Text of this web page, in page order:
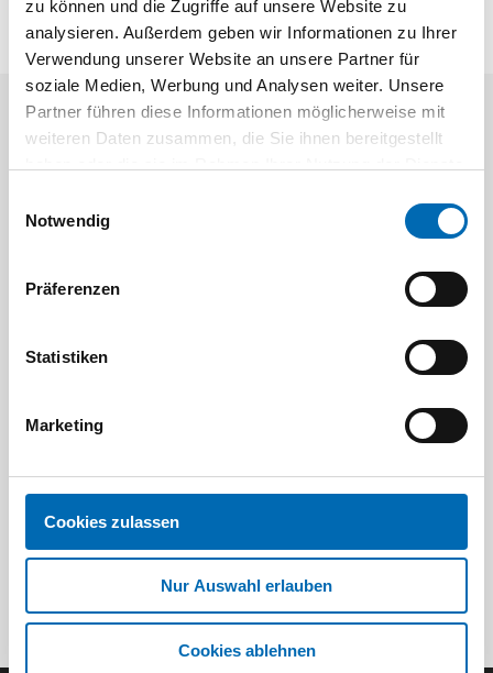
zu können und die Zugriffe auf unsere Website zu
analysieren. Außerdem geben wir Informationen zu Ihrer
Verwendung unserer Website an unsere Partner für
soziale Medien, Werbung und Analysen weiter. Unsere
Partner führen diese Informationen möglicherweise mit
weiteren Daten zusammen, die Sie ihnen bereitgestellt
Notwendig
Präferenzen
Statistiken
Marketing
Cookies zulassen
Nur Auswahl erlauben
Cookies ablehnen
Aktuelle Angebote
Bit-
Artikel-Nr.